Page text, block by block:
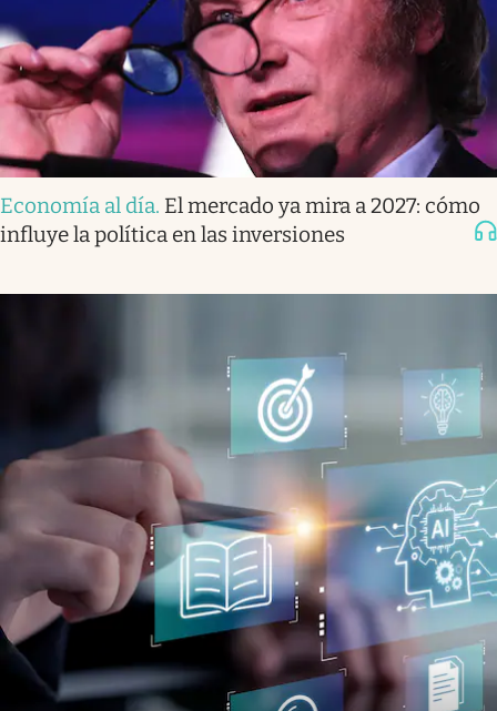
Economía al día. El mercado ya mira a 2027: cómo
influye la política en las inversiones